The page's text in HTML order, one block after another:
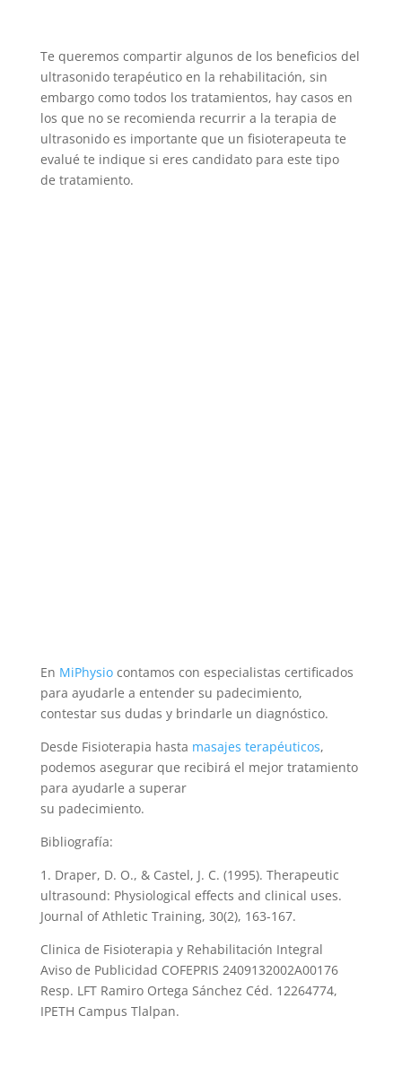
Te queremos compartir algunos de los beneficios del
ultrasonido terapéutico en la rehabilitación, sin
embargo como todos los tratamientos, hay casos en
los que no se recomienda recurrir a la terapia de
ultrasonido es importante que un fisioterapeuta te
evalué te indique si eres candidato para este tipo
de tratamiento.
En MiPhysiocontamos con especialistas certificados
para ayudarle a entender su padecimiento,
contestar sus dudas y brindarle un diagnóstico.
Desde Fisioterapia hasta masajes terapéuticos,
podemos asegurar que recibirá el mejor tratamiento
para ayudarle a superar
su padecimiento.
Bibliografía:
1. Draper, D. O., & Castel, J. C. (1995). Therapeutic
ultrasound: Physiological effects and clinical uses.
Journal of Athletic Training, 30(2), 163-167.
Clinica de Fisioterapia y Rehabilitación Integral
Aviso de Publicidad COFEPRIS 2409132002A00176
Resp. LFT Ramiro Ortega Sánchez Céd. 12264774,
IPETH Campus Tlalpan.